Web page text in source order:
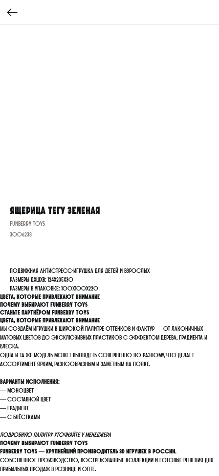
Ящерица Тегу зеленая
FunBerry Toys
3006238
Подвижная антистресс-игрушка для детей и взрослых
Размеры ДхШхВ: 124х235х30
Размеры в упаковке: 100х100х220
Цвета, которые привлекают внимание
Почему выбирают FunBerry Toys
Станьте партнёром FunBerry Toys
Цвета, которые привлекают внимание
Мы создаём игрушки в широкой палитре оттенков и фактур — от лаконичных
матовых цветов до эксклюзивных пластиков с эффектом дерева, градиента и
блеска.
Одна и та же модель может выглядеть совершенно по-разному, что делает
ассортимент ярким, разнообразным и заметным на полке.
Варианты исполнения:
— моноцвет
— составной цвет
— градиент
— с блёстками
Подробную палитру уточняйте у менеджера
Почему выбирают FunBerry Toys
FunBerry Toys — крупнейший производитель 3D игрушек в России.
Собственное производство, востребованные коллекции и готовые решения для
прибыльных продаж в рознице и опте.